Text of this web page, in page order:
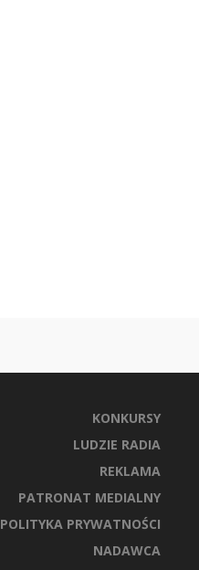
KONKURSY
LUDZIE RADIA
REKLAMA
PATRONAT MEDIALNY
POLITYKA PRYWATNOŚCI
NADAWCA